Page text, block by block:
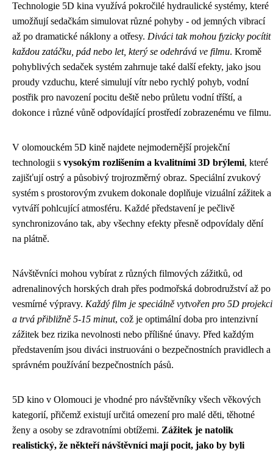
Technologie 5D kina využívá pokročilé hydraulické systémy, které
umožňují sedačkám simulovat různé pohyby - od jemných vibrací
až po dramatické náklony a otřesy. Diváci tak mohou fyzicky pocítit
každou zatáčku, pád nebo let, který se odehrává ve filmu. Kromě
pohyblivých sedaček systém zahrnuje také další efekty, jako jsou
proudy vzduchu, které simulují vítr nebo rychlý pohyb, vodní
postřik pro navození pocitu deště nebo průletu vodní tříští, a
dokonce i různé vůně odpovídající prostředí zobrazenému ve filmu.
V olomouckém 5D kině najdete nejmodernější projekční
technologii s vysokým rozlišením a kvalitními 3D brýlemi, které
zajišťují ostrý a působivý trojrozměrný obraz. Speciální zvukový
systém s prostorovým zvukem dokonale doplňuje vizuální zážitek a
vytváří pohlcující atmosféru. Každé představení je pečlivě
synchronizováno tak, aby všechny efekty přesně odpovídaly dění
na plátně.
Návštěvníci mohou vybírat z různých filmových zážitků, od
adrenalinových horských drah přes podmořská dobrodružství až po
vesmírné výpravy. Každý film je speciálně vytvořen pro 5D projekci
a trvá přibližně 5-15 minut, což je optimální doba pro intenzivní
zážitek bez rizika nevolnosti nebo přílišné únavy. Před každým
představením jsou diváci instruováni o bezpečnostních pravidlech a
správném používání bezpečnostních pásů.
5D kino v Olomouci je vhodné pro návštěvníky všech věkových
kategorií, přičemž existují určitá omezení pro malé děti, těhotné
ženy a osoby se zdravotními obtížemi. Zážitek je natolik
realistický, že někteří návštěvníci mají pocit, jako by byli